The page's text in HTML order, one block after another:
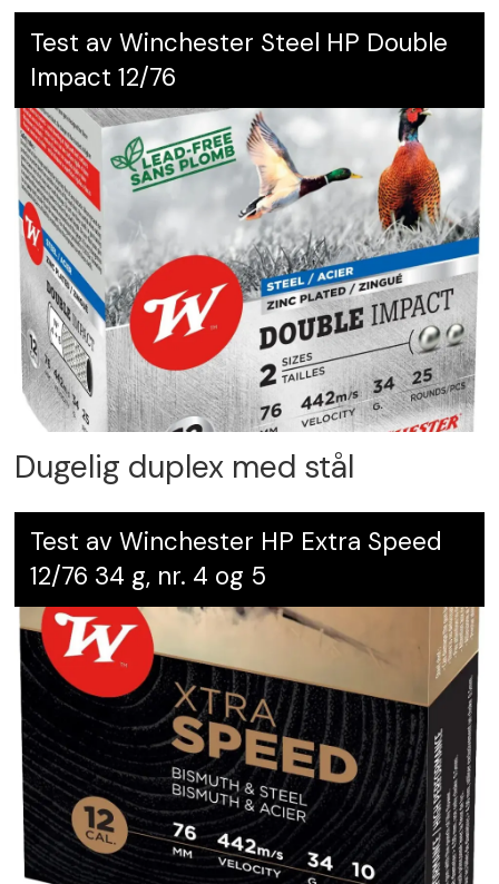
Test av Winchester Steel HP Double
Impact 12/76
Dugelig duplex med stål
Test av Winchester HP Extra Speed
12/76 34 g, nr. 4 og 5